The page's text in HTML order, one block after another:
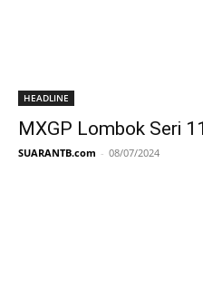
HEADLINE
MXGP Lombok Seri
SUARANTB.com - 08/07/2024